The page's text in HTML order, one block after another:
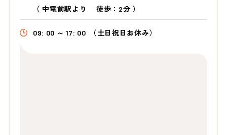
（ 中電前駅より 徒歩：2分 ）
09: 00 ～ 17: 00 （土日祝日お休み）